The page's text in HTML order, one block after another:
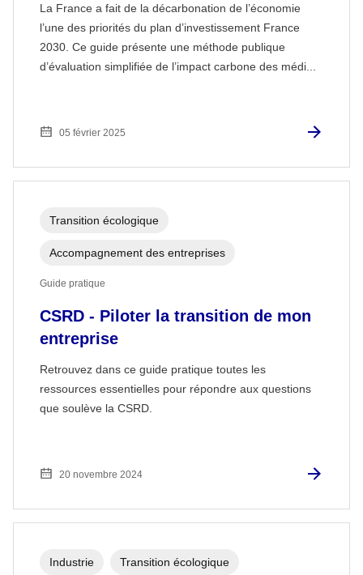
La France a fait de la décarbonation de l’économie
l’une des priorités du plan d’investissement France
2030. Ce guide présente une méthode publique
d’évaluation simplifiée de l’impact carbone des médi...
05 février 2025
CSRD - Piloter la transition de mon
entreprise
Retrouvez dans ce guide pratique toutes les
ressources essentielles pour répondre aux questions
que soulève la CSRD.
Transition écologique
Accompagnement des entreprises
Guide pratique
20 novembre 2024
Industrie Transition écologique